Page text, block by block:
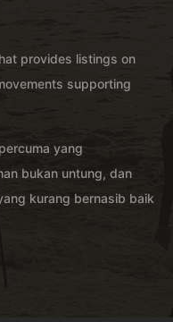
provides listings on
supporting
yang
bukan untung, dan
kurang bernasib baik